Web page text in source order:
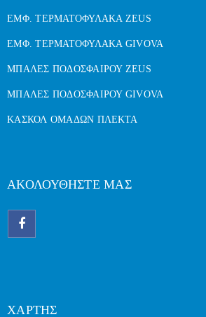
ΕΜΦ. ΤΕΡΜΑΤΟΦΥΛΑΚΑ ZEUS
ΕΜΦ. ΤΕΡΜΑΤΟΦΥΛΑΚΑ GIVOVA
ΜΠΑΛΕΣ ΠΟΔΟΣΦΑΙΡΟΥ ZEUS
ΜΠΑΛΕΣ ΠΟΔΟΣΦΑΙΡΟΥ GIVOVA
ΚΑΣΚΟΛ ΟΜΑΔΩΝ ΠΛΕΚΤΑ
ΑΚΟΛΟΥΘΗΣΤΕ ΜΑΣ
ΧΑΡΤΗΣ